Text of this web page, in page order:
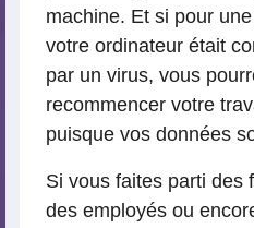
machine. Et si pour
votre ordinateur était
par un virus, vous
recommencer votre
puisque vos données
Si vous faites parti des
des employés ou